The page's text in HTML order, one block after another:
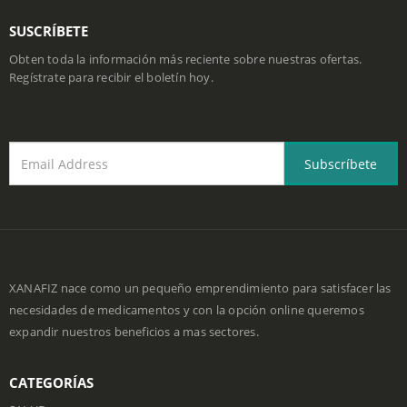
SUSCRÍBETE
Obten toda la información más reciente sobre nuestras ofertas.
XANAFIZ nace como un pequeño emprendimiento para satisfacer las
necesidades de medicamentos y con la opción online queremos